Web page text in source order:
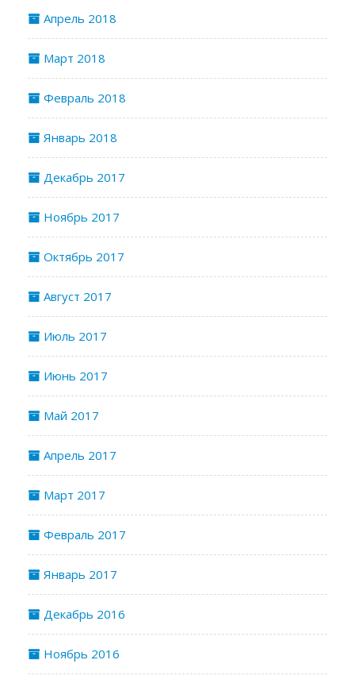
Апрель 2018
Март 2018
Февраль 2018
Январь 2018
Декабрь 2017
Ноябрь 2017
Октябрь 2017
Август 2017
Июль 2017
Июнь 2017
Май 2017
Апрель 2017
Март 2017
Февраль 2017
Январь 2017
Декабрь 2016
Ноябрь 2016